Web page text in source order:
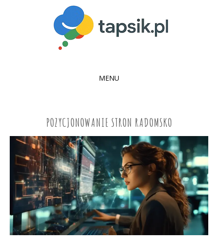
MENU
POZYCJONOWANIE STRON RADOMSKO